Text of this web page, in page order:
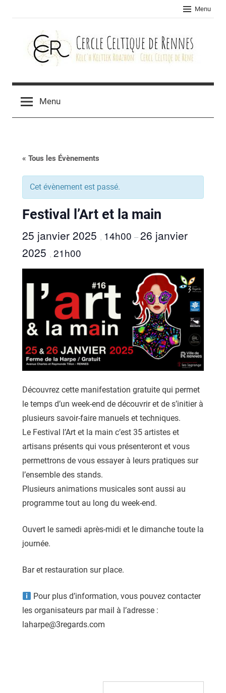
Menu
Cercle
celtique
Rennes
Menu
« Tous les Évènements
Cet évènement est passé.
Festival l’Art et la main
25 janvier 2025 , 14h00 –26 janvier
2025 , 21h00
Découvrez cette manifestation gratuite qui permet
le temps d’un week-end de découvrir et de s’initier à
plusieurs savoir-faire manuels et techniques.
Le Festival l’Art et la main c’est 35 artistes et
artisans présents qui vous présenteront et vous
permettrons de vous essayer à leurs pratiques sur
l’ensemble des stands.
Plusieurs animations musicales sont aussi au
programme tout au long du week-end.
Ouvert le samedi après-midi et le dimanche toute la
journée.
Bar et restauration sur place.
Pour plus d’information, vous pouvez contacter
les organisateurs par mail à l’adresse :
laharpe@3regards.com